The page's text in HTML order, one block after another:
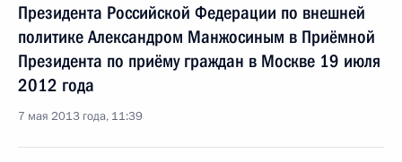
Президента Российской Федерации по внешней
политике Александром Манжосиным в Приёмной
Президента по приёму граждан в Москве 19 июля
2012 года
7 мая 2013 года, 11:39